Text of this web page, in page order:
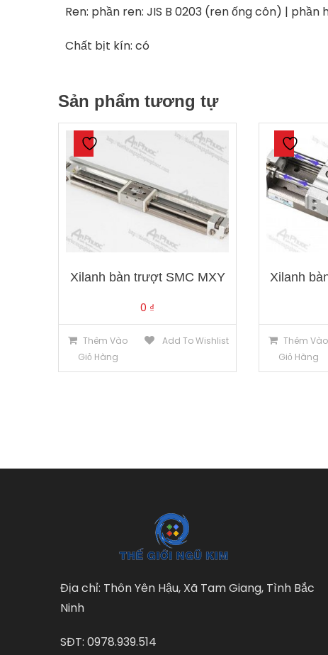
Ren: phần ren: JIS B 0203 (ren ống côn) | phần
Chất bịt kín: có
Sản phẩm tương tự
Xilanh bàn trượt SMC MXY
0 ₫
Thêm Vào
Giỏ Hàng
Add To Wishlist
Xilanh
Thêm Vào
Giỏ Hàng
Địa chỉ: Thôn Yên Hậu, Xã Tam Giang, Tình Bắc
Ninh
SĐT: 0978.939.514